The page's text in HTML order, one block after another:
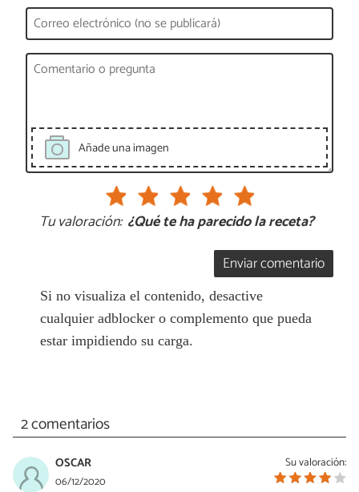
Añade una imagen
Tu valoración: ¿Qué te ha parecido la receta?
Enviar comentario
Si no visualiza el contenido, desactive
cualquier adblocker o complemento que pueda
estar impidiendo su carga.
2 comentarios
Su valoración:
OSCAR
06/12/2020